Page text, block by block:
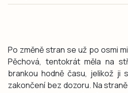
Po změně stran se už po osmi
Pěchová, tentokrát měla na
brankou hodně času, jelikož ji
zakončení bez dozoru. Na